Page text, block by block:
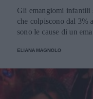
Gli emangiomi infantili
che colpiscono dal 3%
sono le cause di un
di mamma e papà chi ci
ELIANA MAGNOLO